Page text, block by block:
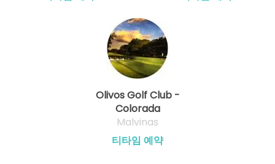
Olivos Golf Club -
Colorada
Malvinas
티타임 예약